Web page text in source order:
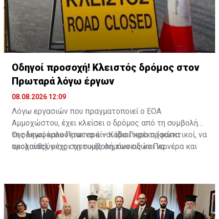
Οδηγοί προσοχή! Κλειστός δρόμος στον
Πρωταρά λόγω έργων
08.08.2026 12:09
Λόγω εργασιών που πραγματοποιεί ο ΕΟΑ
Αμμοχώστου, έχει κλείσει ο δρόμος από τη συμβολή
της λεωφόρου Πρωταρά – Κάβο Γκρέκο (φώτα
τροχαίας), μέχρι τη συμβολή των οδών Περνέρα και
Οι οδηγοί καλούνται να είναι ιδιαίτερα προσεκτικοί, να
ακολουθούν τις σχετικές σημάνσεις και να